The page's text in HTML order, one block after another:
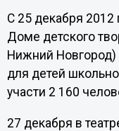
С 25 декабря 2012
Доме детского
Нижний Новгород)
для детей
участи 2 160
27 декабря в